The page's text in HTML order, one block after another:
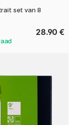
set van 8
28.90 €